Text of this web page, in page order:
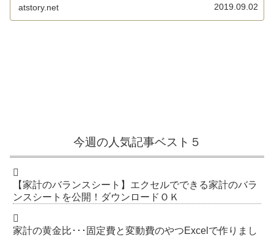
atstory.net 2019.09.02
今週の人気記事ベスト５
【家計のバランスシート】エクセルでできる家計のバラ
ンスシートを公開！ダウンロードＯＫ
家計の黄金比･･･固定費と変動費のやつExcelで作りまし